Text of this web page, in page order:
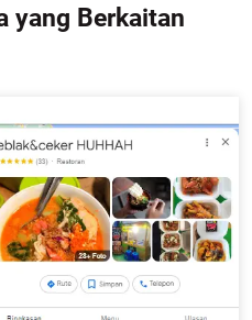
yang Berkaitan